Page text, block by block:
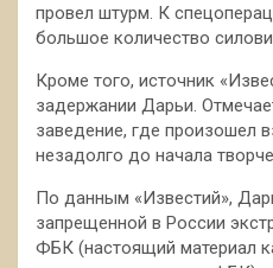
провел штурм. К
большое количество
Кроме того, источник
задержании Дарьи.
заведение, где произошел
незадолго до начала
По данным «Известий»,
запрещенной в России
ФБК (настоящий материал